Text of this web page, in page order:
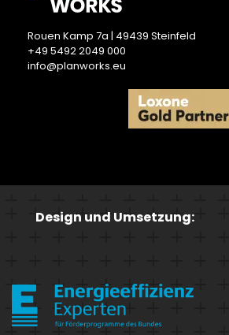
Rouen Kamp 7a | 49439 Steinfeld
+49 5492 2049 000
info@planworks.eu
Design und Umsetzung: